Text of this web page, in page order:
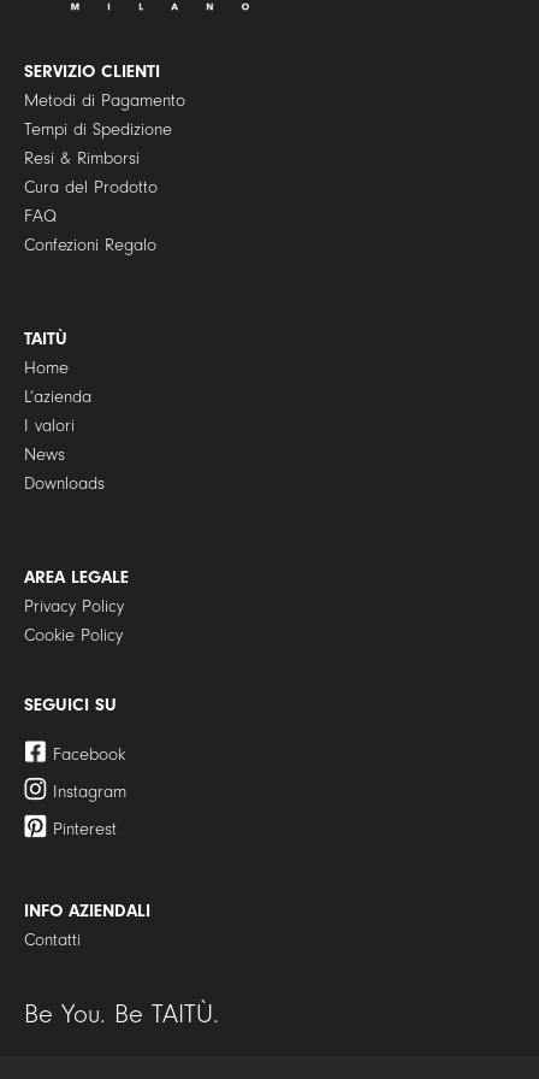
y
*
SERVIZIO CLIENTI
Metodi di Pagamento
Tempi di Spedizione
Resi & Rimborsi
Cura del Prodotto
FAQ
Confezioni Regalo
TAITÙ
Home
L’azienda
I valori
News
Downloads
AREA LEGALE
Privacy Policy
Cookie Policy
SEGUICI SU
Facebook
Instagram
Pinterest
INFO AZIENDALI
Contatti
Be You. Be TAITÙ.